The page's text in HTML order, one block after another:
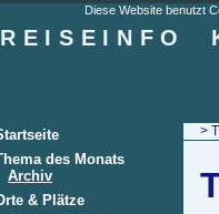
Diese Website benutzt
REISEINFO
des Monats
Archiv
& Plätze
>